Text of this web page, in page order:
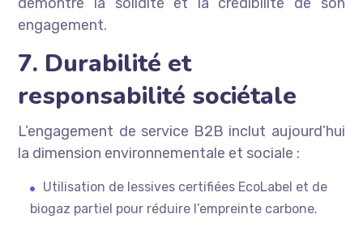
engagement.
7. Durabilité et
responsabilité sociétale
L’engagement de service B2B inclut aujourd’hui
la dimension environnementale et sociale :
Utilisation de lessives certifiées EcoLabel et de
biogaz partiel pour réduire l’empreinte carbone.